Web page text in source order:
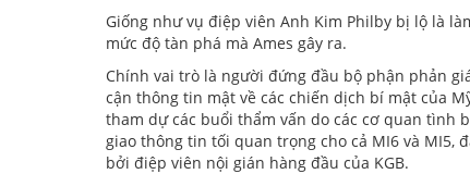
Giống như vụ điệp viên Anh Kim Philby bị lộ là
mức độ tàn phá mà Ames gây ra.
Chính vai trò là người đứng đầu bộ phận phản
cận thông tin mật về các chiến dịch bí mật của
tham dự các buổi thẩm vấn do các cơ quan tình
giao thông tin tối quan trọng cho cả MI6 và MI5,
bởi điệp viên nội gián hàng đầu của KGB.